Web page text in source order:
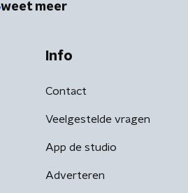
weet meer
Info
Contact
Veelgestelde vragen
App de studio
Adverteren